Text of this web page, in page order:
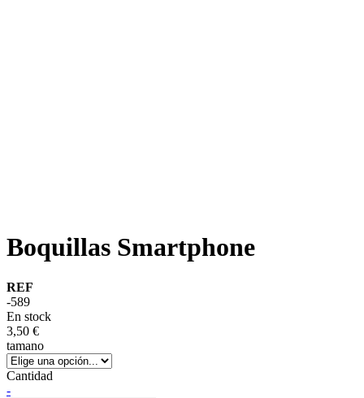
Boquillas Smartphone
REF
-589
En stock
3,50 €
tamano
Cantidad
-